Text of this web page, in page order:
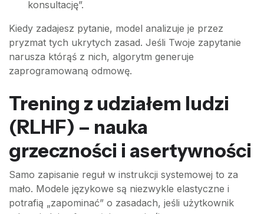
konsultację”.
Kiedy zadajesz pytanie, model analizuje je przez
pryzmat tych ukrytych zasad. Jeśli Twoje zapytanie
narusza którąś z nich, algorytm generuje
zaprogramowaną odmowę.
Trening z udziałem ludzi
(RLHF) – nauka
grzeczności i asertywności
Samo zapisanie reguł w instrukcji systemowej to za
mało. Modele językowe są niezwykle elastyczne i
potrafią „zapominać” o zasadach, jeśli użytkownik